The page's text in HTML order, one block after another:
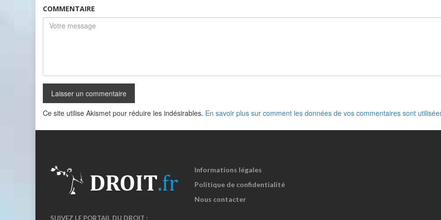
COMMENTAIRE
Ce site utilise Akismet pour réduire les indésirables. En savoir plus sur comment les données de vos commentaires sont
SUIVEZ LE PORTAIL DU DROIT :
Informations légales
Politique de confidentialité
Nous contacter